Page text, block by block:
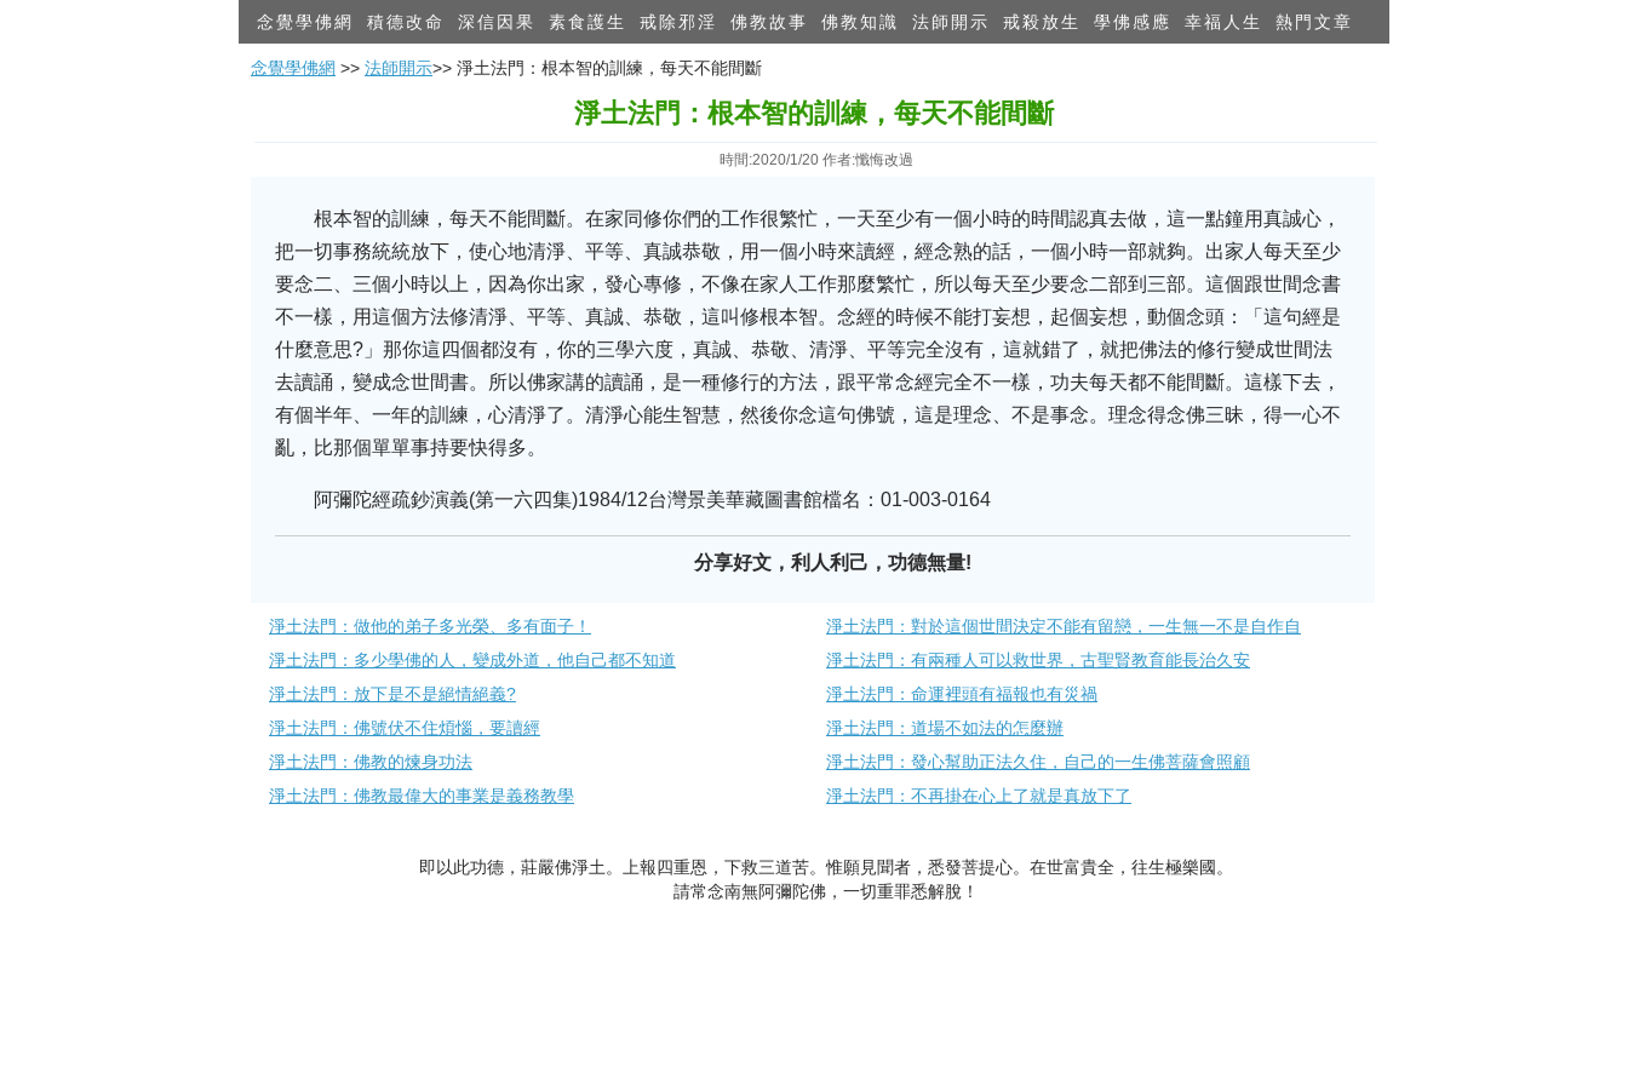
念覺學佛網 積德改命 深信因果 素食護生 戒除邪淫 佛教故事 佛教知識 法師開示 戒殺放生 學佛感應 幸福人生 熱門文章
念覺學佛網 >> 法師開示>> 淨土法門：根本智的訓練，每天不能間斷
淨土法門：根本智的訓練，每天不能間斷
時間:2020/1/20 作者:懺悔改過
根本智的訓練，每天不能間斷。在家同修你們的工作很繁忙，一天至少有一個小時的時間認真去做，這一點鐘用真誠心，
把一切事務統統放下，使心地清淨、平等、真誠恭敬，用一個小時來讀經，經念熟的話，一個小時一部就夠。出家人每天至少
要念二、三個小時以上，因為你出家，發心專修，不像在家人工作那麼繁忙，所以每天至少要念二部到三部。這個跟世間念書
不一樣，用這個方法修清淨、平等、真誠、恭敬，這叫修根本智。念經的時候不能打妄想，起個妄想，動個念頭：「這句經是
什麼意思?」那你這四個都沒有，你的三學六度，真誠、恭敬、清淨、平等完全沒有，這就錯了，就把佛法的修行變成世間法
去讀誦，變成念世間書。所以佛家講的讀誦，是一種修行的方法，跟平常念經完全不一樣，功夫每天都不能間斷。這樣下去，
有個半年、一年的訓練，心清淨了。清淨心能生智慧，然後你念這句佛號，這是理念、不是事念。理念得念佛三昧，得一心不
亂，比那個單單事持要快得多。
阿彌陀經疏鈔演義(第一六四集)1984/12台灣景美華藏圖書館檔名：01-003-0164
分享好文，利人利己，功德無量!
淨土法門：做他的弟子多光榮、多有面子！
淨土法門：對於這個世間決定不能有留戀，一生無一不是自作自
淨土法門：多少學佛的人，變成外道，他自己都不知道
淨土法門：有兩種人可以救世界，古聖賢教育能長治久安
淨土法門：放下是不是絕情絕義?
淨土法門：命運裡頭有福報也有災禍
淨土法門：佛號伏不住煩惱，要讀經
淨土法門：道場不如法的怎麼辦
淨土法門：佛教的煉身功法
淨土法門：發心幫助正法久住，自己的一生佛菩薩會照顧
淨土法門：佛教最偉大的事業是義務教學
淨土法門：不再掛在心上了就是真放下了
即以此功德，莊嚴佛淨土。上報四重恩，下救三道苦。惟願見聞者，悉發菩提心。在世富貴全，往生極樂國。
請常念南無阿彌陀佛，一切重罪悉解脫！